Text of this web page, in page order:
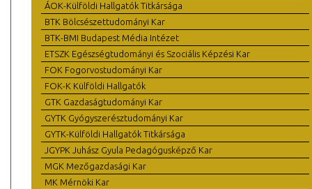
ÁOK-Külföldi Hallgatók Titkársága
BTK Bölcsészettudományi Kar
BTK-BMI Budapest Média Intézet
ETSZK Egészségtudományi és Szociális Képzési Kar
FOK Fogorvostudományi Kar
FOK-K Külföldi Hallgatók
GTK Gazdaságtudományi Kar
GYTK Gyógyszerésztudományi Kar
GYTK-Külföldi Hallgatók Titkársága
JGYPK Juhász Gyula Pedagógusképző Kar
MGK Mezőgazdasági Kar
MK Mérnöki Kar